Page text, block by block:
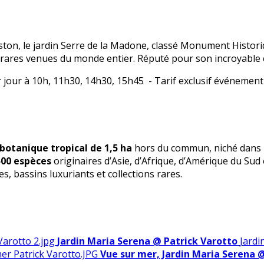
le jardin Serre de la Madone, classé Monument
venues du monde entier. Réputé pour son
à 10h, 11h30, 14h30, 15h45 - Tarif exclusif
tropical de 1,5 ha hors du commun, niché
espècesoriginaires d’Asie, d’Afrique, d’Amérique du
bassins luxuriants et collections rares.
Jardin Maria Serena @ Patrick Varotto
Vue sur mer, Jardin Maria Serena